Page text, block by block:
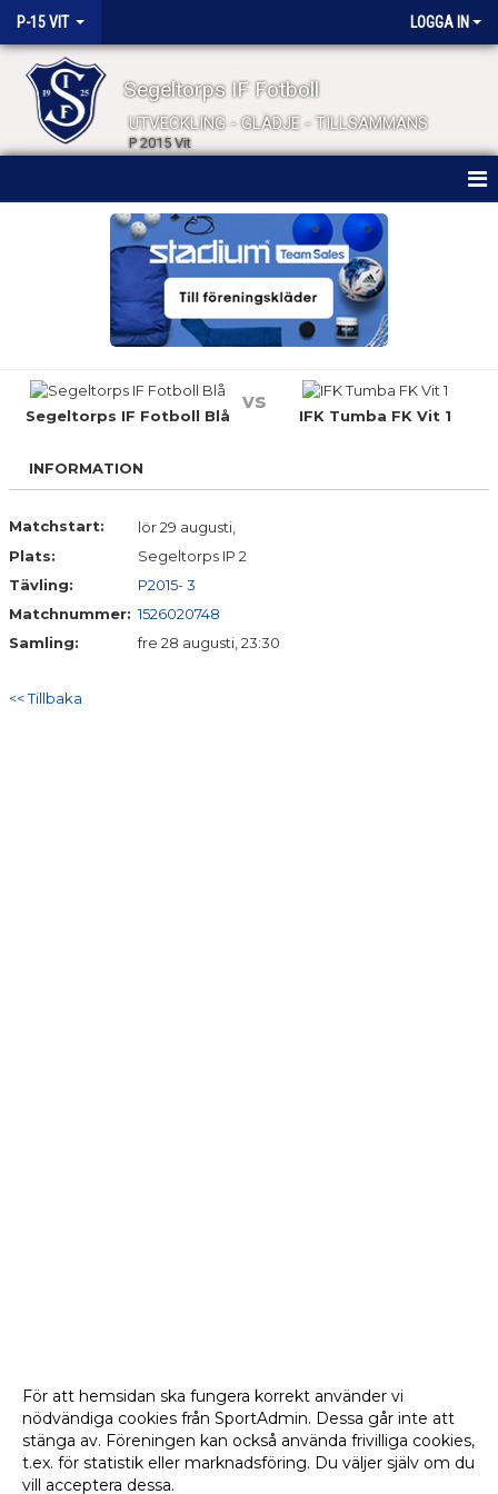
P-15 VIT LOGGA IN
Segeltorps IF Fotboll
UTVECKLING - GLÄDJE - TILLSAMMANS
P 2015 Vit
TRUPPEN
BILDGALLERI
KONTAKT
Segeltorps IF Fotboll Blå
vs
IFK Tumba FK Vit 1
INFORMATION
Matchstart:
lör 29 augusti,
Plats:
Segeltorps IP 2
Tävling:
P2015- 3
Matchnummer: 1526020748
Samling:
fre 28 augusti, 23:30
<< Tillbaka
För att hemsidan ska fungera korrekt använder vi
nödvändiga cookies från SportAdmin. Dessa går inte att
stänga av. Föreningen kan också använda frivilliga cookies,
t.ex. för statistik eller marknadsföring. Du väljer själv om du
vill acceptera dessa.